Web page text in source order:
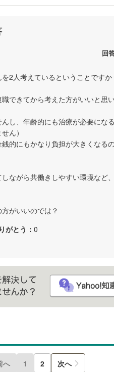
回
2人考えているということですか
できてから考えた方がいいと思い
し、年齢的にも治療が必要にな
ん）
的にもかなり負担が大きくなる
ながら共働きしやすい環境など
がいいのでは？
がとう： 0
へ 1 2 次へ